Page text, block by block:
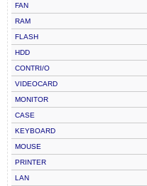
FAN
RAM
FLASH
HDD
CONTRI/O
VIDEOCARD
MONITOR
CASE
KEYBOARD
MOUSE
PRINTER
LAN